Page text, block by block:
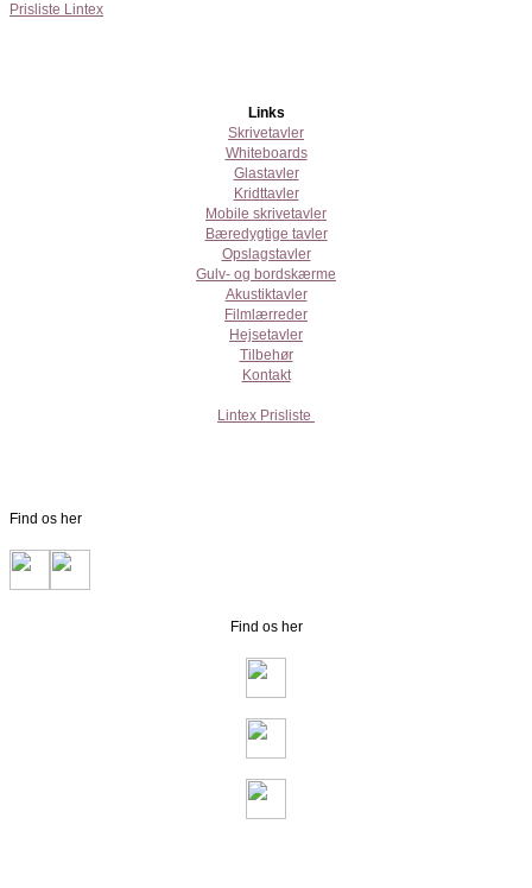
Prisliste Lintex
Links
Skrivetavler
Whiteboards
Glastavler
Kridttavler
Mobile skrivetavler
Bæredygtige tavler
Opslagstavler
Gulv- og bordskærme
Akustiktavler
Filmlærreder
Hejsetavler
Tilbehør
Kontakt
Lintex Prisliste
Find os her
Find os her